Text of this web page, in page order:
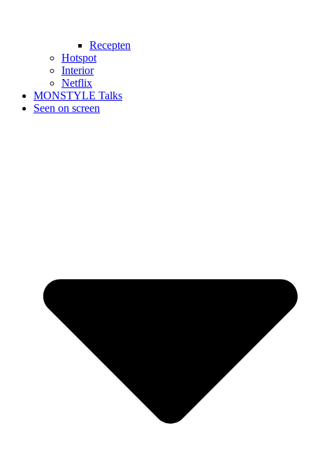
Recepten
Hotspot
Interior
Netflix
MONSTYLE Talks
Seen on screen